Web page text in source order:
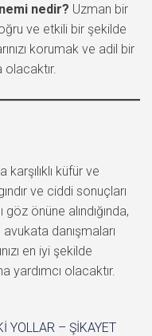
nedir? Uzman bir
ve etkili bir şekilde
korumak ve adil bir
olacaktır.
küfür ve
ve ciddi sonuçları
önüne alındığında,
danışmaları
en iyi şekilde
yardımcı olacaktır.
YOLLAR – ŞİKAYET